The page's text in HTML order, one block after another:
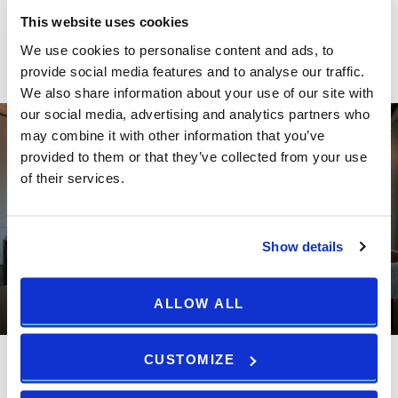
This website uses cookies
We use cookies to personalise content and ads, to
provide social media features and to analyse our traffic.
We also share information about your use of our site with
our social media, advertising and analytics partners who
may combine it with other information that you’ve
provided to them or that they’ve collected from your use
of their services.
Show details
ALLOW ALL
CUSTOMIZE
mini disco, kreativne radionice i još mnogo toga.
Teens Club opremljen Playstationom 5 i VR, arkadnim igrama
kao što su bilijar, picado i hokej na ledu. Opustite se u našem
wellnessu, skijajte, uživajte u domaćoj kuhinji, odmorite se uz
bazen i pustite svoju djecu da se igraju, otkrivaju i uče uz naš
A2 animacijski tim.
PRIKAŽI VIŠE
Sastanci i događaji